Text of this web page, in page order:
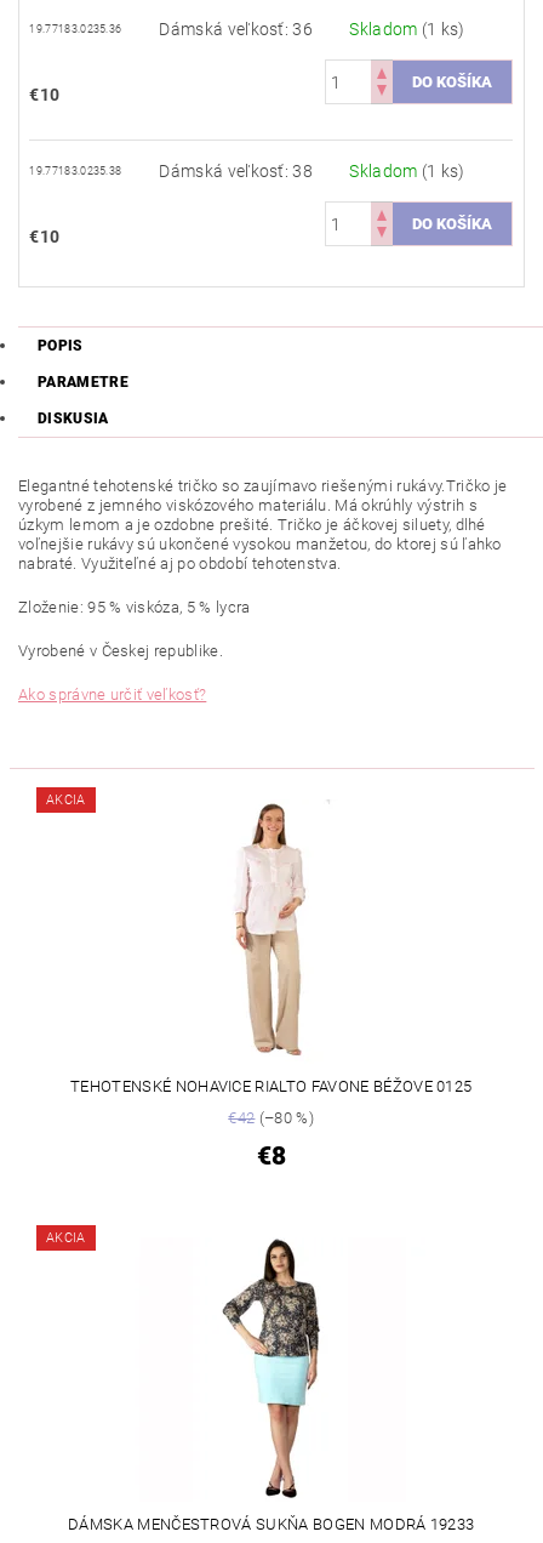
19.77183.0235.36 Dámská veľkosť: 36 Skladom (1 ks)
€10
19.77183.0235.38 Dámská veľkosť: 38 Skladom (1 ks)
€10
POPIS
PARAMETRE
DISKUSIA
Elegantné tehotenské tričko so zaujímavo riešenými rukávy.Tričko je
vyrobené z jemného viskózového materiálu. Má okrúhly výstrih s
úzkym lemom a je ozdobne prešité. Tričko je áčkovej siluety, dlhé
voľnejšie rukávy sú ukončené vysokou manžetou, do ktorej sú ľahko
nabraté. Využiteľné aj po období tehotenstva.
Zloženie: 95 % viskóza, 5 % lycra
Vyrobené v Českej republike.
Ako správne určiť veľkosť?
AKCIA
TEHOTENSKÉ NOHAVICE RIALTO FAVONE BÉŽOVE 0125
€42(–80 %)
€8
AKCIA
DÁMSKA MENČESTROVÁ SUKŇA BOGEN MODRÁ 19233